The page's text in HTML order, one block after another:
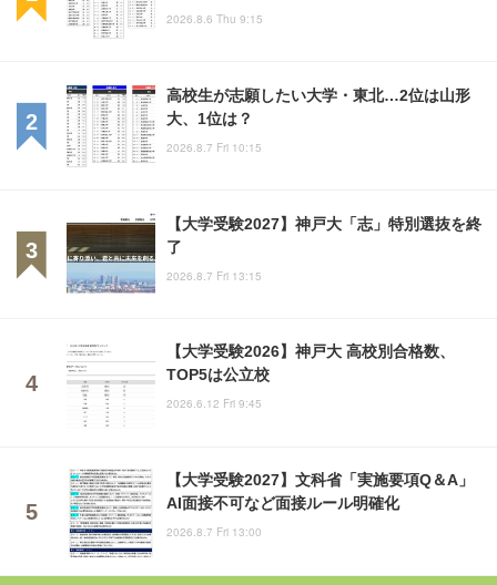
2026.8.6 Thu 9:15
高校生が志願したい大学・東北…2位は山形
大、1位は？
2026.8.7 Fri 10:15
【大学受験2027】神戸大「志」特別選抜を終
了
2026.8.7 Fri 13:15
【大学受験2026】神戸大 高校別合格数、
TOP5は公立校
2026.6.12 Fri 9:45
【大学受験2027】文科省「実施要項Q＆A」
AI面接不可など面接ルール明確化
2026.8.7 Fri 13:00